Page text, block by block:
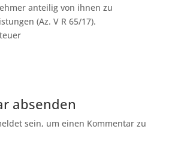
anteilig von ihnen zu
(Az. V R 65/17).
absenden
sein, um einen Kommentar zu